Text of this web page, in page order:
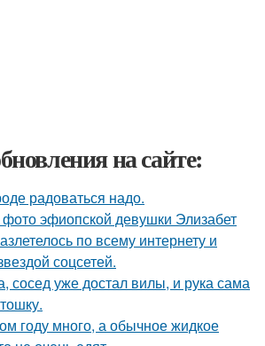
на сайте:
радоваться надо.
эфиопской девушки Элизабет
по всему интернету и
соцсетей.
сосед уже достал вилы, и рука сама
году много, а обычное жидкое